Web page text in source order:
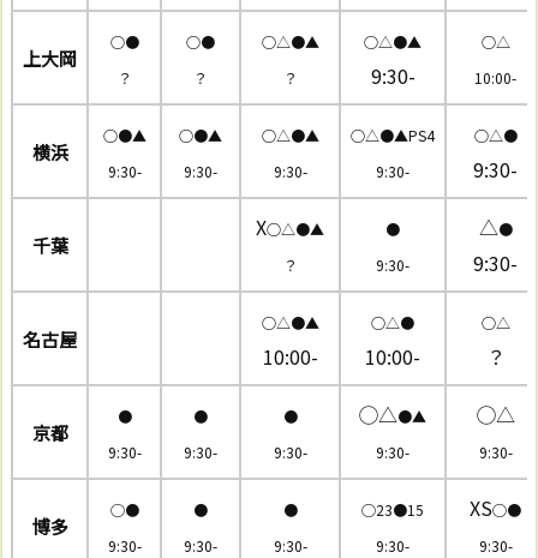
上大岡
○●
？
○●
？
○△●▲
？
○△●▲
9:30-
○△
10:00-
横浜
○●▲
9:30-
○●▲
9:30-
○△●▲
9:30-
○△●▲PS4
9:30-
○△●
9:30-
千葉
X○△●▲
？
●
9:30-
△●
9:30-
名古屋
○△●▲
10:00-
○△●
10:00-
○△
？
京都
●
9:30-
●
9:30-
●
9:30-
◯△●▲
9:30-
◯△
9:30-
博多
◯●
9:30-
●
9:30-
●
9:30-
◯23●15
9:30-
XS◯●
9:30-